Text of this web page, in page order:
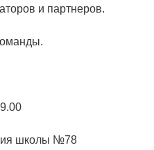
и партнеров.
школы №78